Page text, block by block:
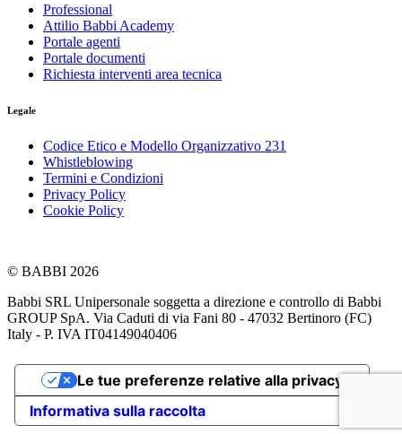
Professional
Attilio Babbi Academy
Portale agenti
Portale documenti
Richiesta interventi area tecnica
Legale
Codice Etico e Modello Organizzativo 231
Whistleblowing
Termini e Condizioni
Privacy Policy
Cookie Policy
© BABBI 2026
Babbi SRL Unipersonale soggetta a direzione e controllo di Babbi
GROUP SpA. Via Caduti di via Fani 80 - 47032 Bertinoro (FC)
Italy - P. IVA IT04149040406
Informativa sulla raccolta
Le tue preferenze relative alla privacy